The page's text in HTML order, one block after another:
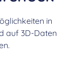
in
auf 3D-Daten